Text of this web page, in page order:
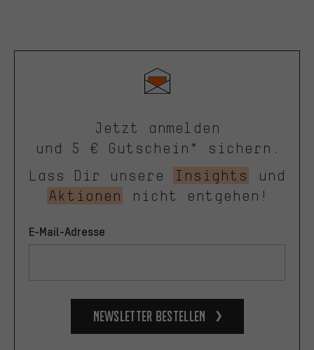
Jetzt anmelden
und 5 € Gutschein* sichern.
Lass Dir unsere
Insights
und
Aktionen
nicht entgehen!
E-Mail-Adresse
Newsletter bestellen